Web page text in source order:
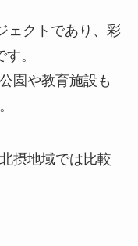
ェクトであり、彩
。
園や教育施設も
摂地域では比較